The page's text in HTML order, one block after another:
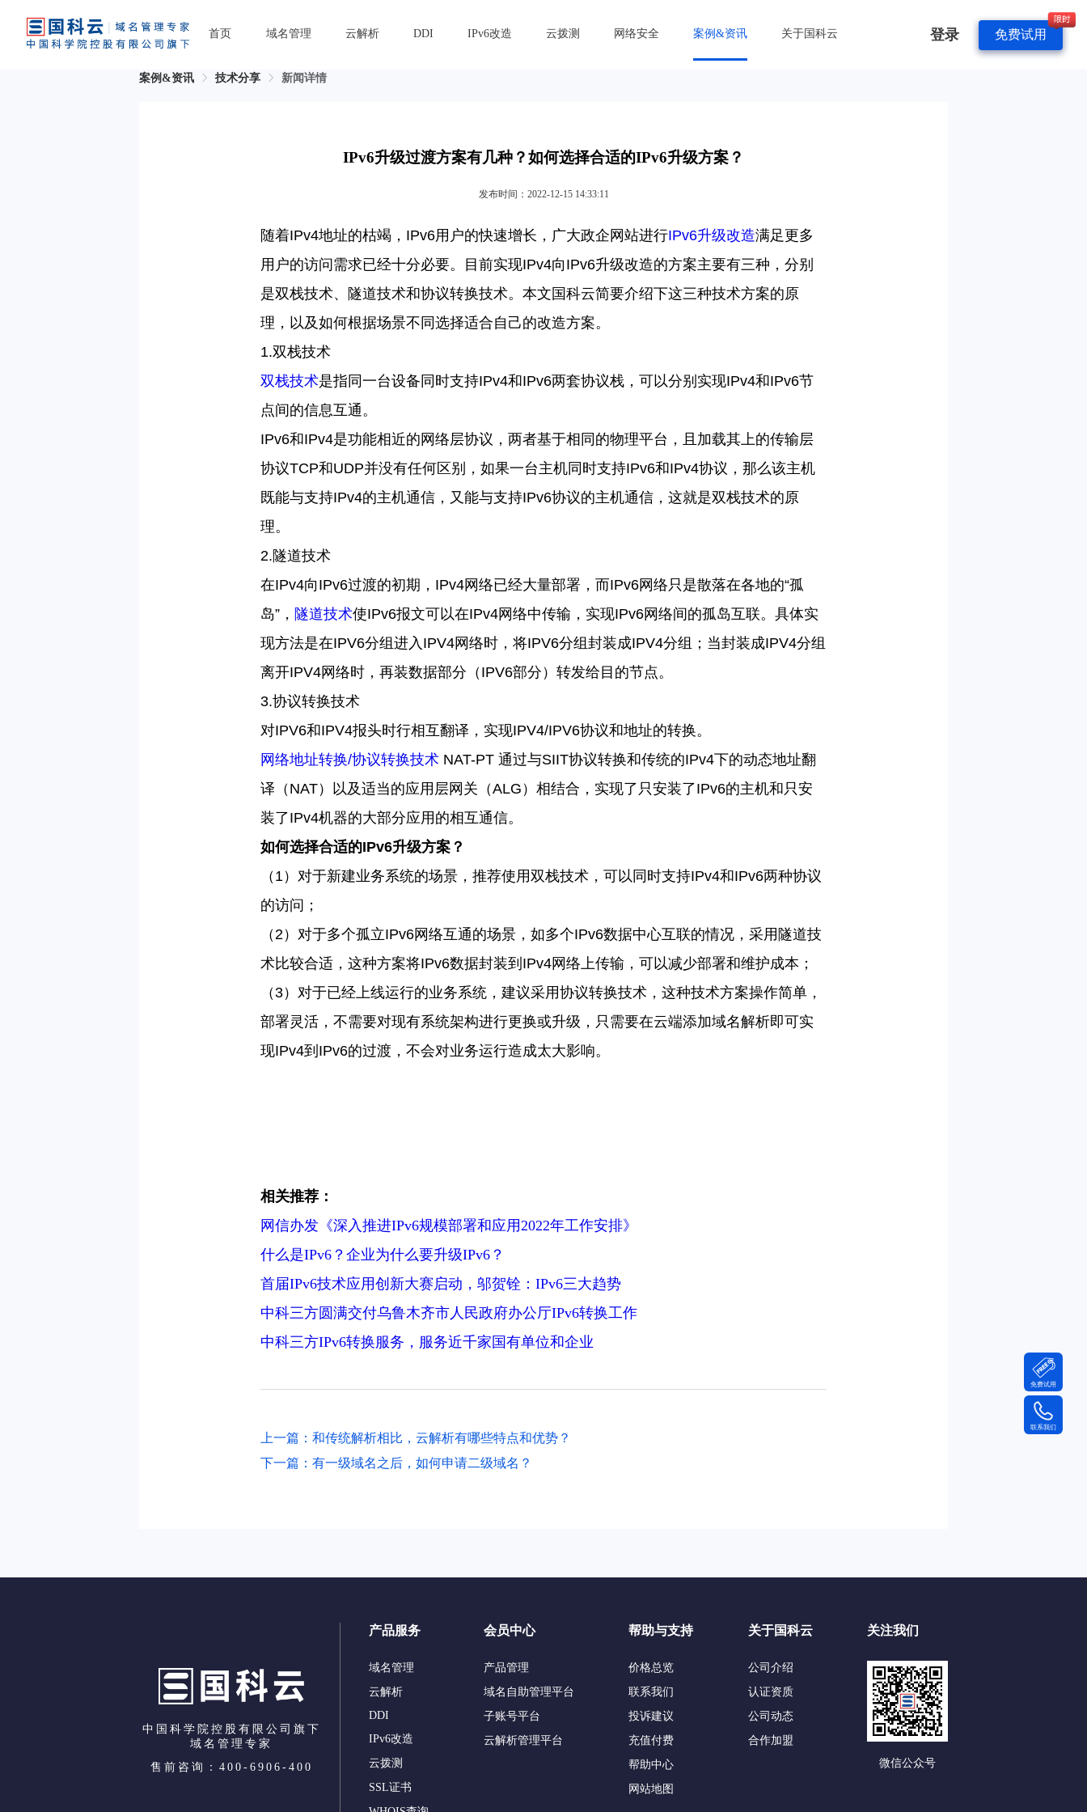
首页 域名管理 云解析 DDI IPv6改造 云拨测 网络安全 案例&资讯 关于国科云 登录 免费试用
案例&资讯 技术分享 新闻详情
IPv6升级过渡方案有几种？如何选择合适的IPv6升级方案？
发布时间：2022-12-15 14:33:11
随着IPv4地址的枯竭， IPv6用户的快速增长，广大政企网站进行IPv6升级改造满足更多
用户的访问需求已经十分必要。目前实现IPv4向 IPv6升级改造的方案主要有三种，分别
是双栈技术、隧道技术和协议转换技术。本文 国科云简要介绍下这三种技术方案的原
理，以及如何根据场景不同选择适合自己的改造方案。
1.双栈技术
双栈技术是指同一台设备同时支持IPv4和IPv6两套协议栈，可以分别实现IPv4和IPv6节
点间的信息互通。
IPv6和IPv4是功能相近的网络层协议，两者基于相同的物理平台，且加载其上的传输层
协议TCP和UDP并没有任何区别，如果一台主机同时支持IPv6和IPv4协议，那么该主机
既能与支持IPv4的主机通信，又能与支持IPv6协议的主机通信，这就是双栈技术的原
理。
2.隧道技术
在IPv4向 IPv6过渡的初期， IPv4网络已经大量部署，而IPv6网络只是散落在各地的“孤
岛” ， 隧道技术使IPv6报文可以在IPv4网络中传输，实现IPv6网络间的孤岛互联。 具体实
现方法是在IPV6分组进入 IPV4网络时，将IPV6分组封装成IPV4分组；当封装成IPV4分组
离开IPV4网络时，再装数据部分（ IPV6部分）转发给目的节点。
3.协议转换技术
对IPV6和IPV4报头时行相互翻译，实现IPV4/IPV6协议和地址的转换。
网络地址转换/协议转换技术 NAT-PT 通过与SIIT协议转换和传统的IPv4下的动态地址翻
译（ NAT）以及适当的应用层网关（ALG ）相结合，实现了只安装了IPv6的主机和只安
装了IPv4机器的大部分应用的相互通信。
如何选择合适的IPv6升级方案？
（ 1）对于新建业务系统的场景，推荐使用双栈技术，可以同时支持IPv4和IPv6两种协议
的访问；
（2）对于多个孤立IPv6网络互通的场景，如多个IPv6数据中心互联的情况，采用隧道技
术比较合适，这种方案将IPv6数据封装到 IPv4网络上传输，可以减少部署和维护成本；
（3）对于已经上线运行的业务系统，建议采用协议转换技术，这种技术方案操作简单，
部署灵活，不需要对现有系统架构进行更换或升级，只需要在云端添加域名解析即可实
现IPv4到 IPv6的过渡，不会对业务运行造成太大影响。
相关推荐：
网信办发《深入推进IPv6规模部署和应用2022年工作安排》
什么是IPv6？企业为什么要升级IPv6？
首届IPv6技术应用创新大赛启动，邬贺铨：IPv6三大趋势
中科三方圆满交付乌鲁木齐市人民政府办公厅IPv6转换工作
中科三方IPv6转换服务，服务近千家国有单位和企业
上一篇：和传统解析相比，云解析有哪些特点和优势？
下一篇：有一级域名之后，如何申请二级域名？
中国科学院控股有限公司旗下
域名管理专家
售前咨询：400-6906-400
产品服务
域名管理
云解析
DDI
IPv6改造
云拨测
SSL证书
会员中心
产品管理
域名自助管理平台
子账号平台
云解析管理平台
帮助与支持
价格总览
联系我们
投诉建议
充值付费
帮助中心
网站地图
关于国科云
公司介绍
认证资质
公司动态
合作加盟
关注我们
微信公众号
免费试用
联系我们